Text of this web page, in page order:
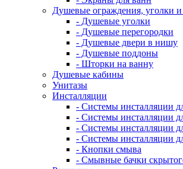
Душевые ограждения, уголки
- Душевые уголки
- Душевые перегородки
- Душевые двери в нишу
- Душевые поддоны
- Шторки на ванну
Душевые кабины
Унитазы
Инсталляции
- Системы инсталляции
- Системы инсталляции
- Системы инсталляции
- Системы инсталляции
- Кнопки смыва
- Смывные бачки